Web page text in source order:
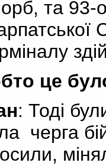
орб, та 93-
це
: Тоді
черга